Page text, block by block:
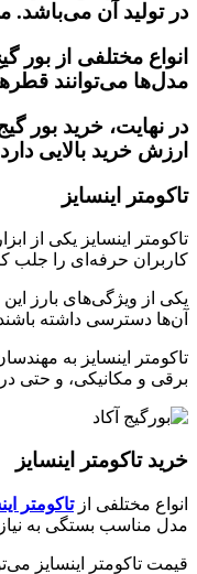
در تولید آن می‌باشد.
انواع مختلفی از
مدل‌ها می‌توانند
در نهایت، خرید بور
ارزش خرید بالایی
تاکومتر اینسایز
تاکومتر اینسایز یکی از
کاربران حرفه‌ای را جلب
یکی از ویژگی‌های بارز
آن‌ها دسترسی داشته
تاکومتر اینسایز به
برقی و مکانیکی، و حتی در
خرید تاکومتر اینسایز
انواع مختلفی ازتاکومتر
مدل مناسب بستگی به
قیمت تاکومتر اینسایز